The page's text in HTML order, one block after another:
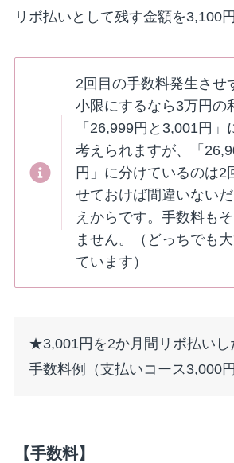
リボ払いとして残す金額を3,100
2回目の手数料発生させ
小限にするなら3万円の
「26,999円と3,001円
考えられますが、「
円」に分けているのは2
せておけば間違いない
えからです。手数料も
ません。（どっちでも
ています）
★3,001円を2か月間リボ払いし
手数料例（支払いコース3,000円
【手数料】